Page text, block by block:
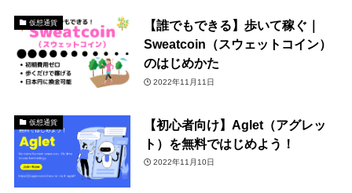
仮想通貨
【誰でもできる】歩いて稼ぐ｜
Sweatcoin（スウェットコイン）
のはじめかた
2022年11月11日
仮想通貨
【初心者向け】Aglet（アグレッ
ト）を無料ではじめよう！
2022年11月10日